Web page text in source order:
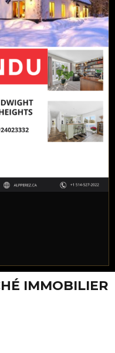
IMMOBILIER